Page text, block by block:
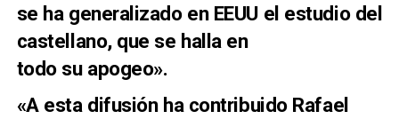
se ha generalizado en EEUU el estudio del
castellano, que se halla en
todo su apogeo».
«A esta difusión ha contribuido Rafael